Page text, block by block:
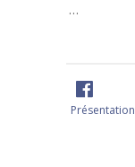
…
Présentation